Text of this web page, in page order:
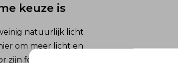
keuze is
natuurlijk licht
om meer licht en
zijn formaat functioneert